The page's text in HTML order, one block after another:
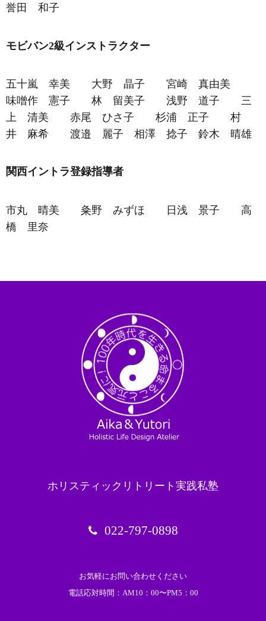
誉田 和子
モビバン2級インストラクター
五十嵐 幸美 大野 晶子 宮崎 真由美
味噌作 憲子 林 留美子 浅野 道子 三
上 清美 赤尾 ひさ子 杉浦 正子 村
井 麻希 渡邉 麗子 相澤 捻子 鈴木 晴雄
関西イントラ登録指導者
市丸 晴美 粂野 みずほ 日浅 景子 高
橋 里奈
ホリスティックリトリート実践私塾
022-797-0898
お気軽にお問い合わせください
電話応対時間：AM10：00〜PM5：00